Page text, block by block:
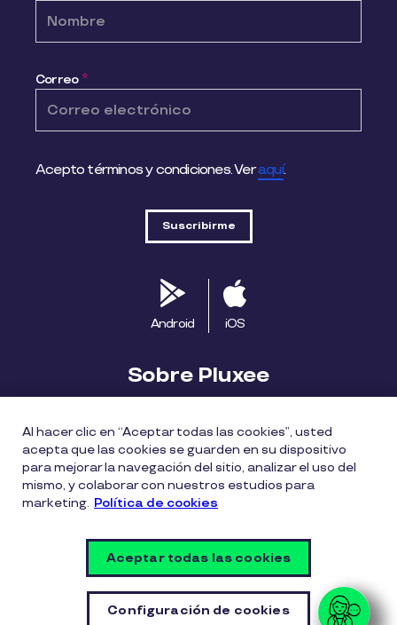
Correo *
Acepto términos y condiciones. Veraquí.
Android iOS
Sobre Pluxee
Mapa del sitio Trabaja con nosotros
Política entrega bonos Pluxee
Políticas de privacidad Términos de uso
Configuración de cookies
Al hacer clic en “Aceptar todas las cookies”, usted
acepta que las cookies se guarden en su dispositivo
para mejorar la navegación del sitio, analizar el uso del
mismo, y colaborar con nuestros estudios para
marketing. Política de cookies
Configuración de cookies
Aceptar todas las cookies